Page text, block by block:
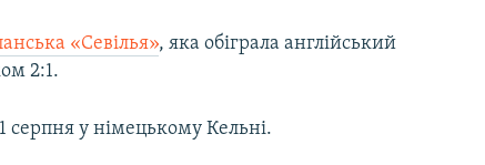
«Севілья», яка обіграла англійський
2:1.
серпня у німецькому Кельні.